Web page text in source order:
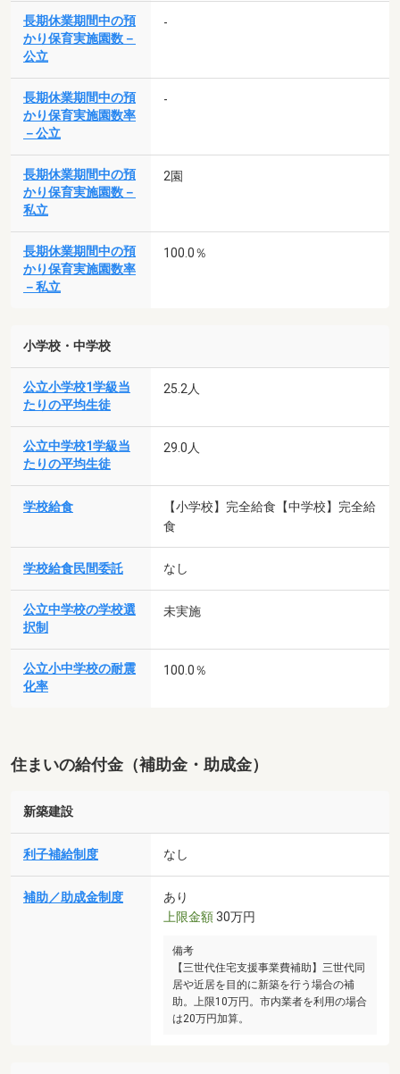
長期休業期間中の預
かり保育実施園数－
公立
-
長期休業期間中の預
かり保育実施園数率
－公立
-
長期休業期間中の預
かり保育実施園数－
私立
2園
長期休業期間中の預
かり保育実施園数率
－私立
100.0％
小学校・中学校
公立小学校1学級当
たりの平均生徒
25.2人
公立中学校1学級当
たりの平均生徒
29.0人
学校給食
【小学校】完全給食【中学校】完全給
食
学校給食民間委託 なし
公立中学校の学校選
択制
未実施
公立小中学校の耐震
化率
100.0％
住まいの給付金（補助金・助成金）
新築建設
利子補給制度 なし
補助／助成金制度
あり
上限金額30万円
備考
【三世代住宅支援事業費補助】三世代同
居や近居を目的に新築を行う場合の補
助。上限10万円。市内業者を利用の場合
は20万円加算。